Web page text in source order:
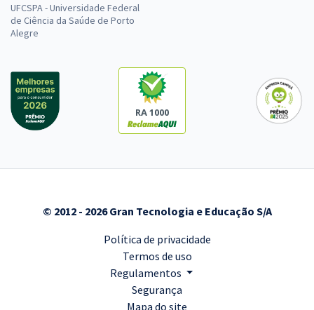
UFCSPA - Universidade Federal
de Ciência da Saúde de Porto
Alegre
RA 1000
© 2012 - 2026 Gran Tecnologia e Educação S/A
Política de privacidade
Termos de uso
Regulamentos
Segurança
Mapa do site